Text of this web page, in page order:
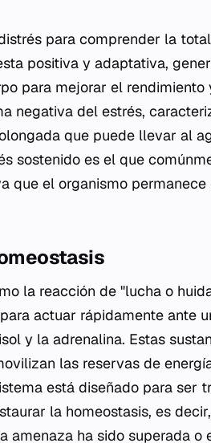
para comprender la
positiva y adaptativa,
para mejorar el rendimiento
negativa del estrés,
que puede llevar al
sostenido es el que
que el organismo
la reacción de "lucha o
actuar rápidamente ante
y la adrenalina. Estas
las reservas de
está diseñado para ser
la homeostasis, es
amenaza ha sido superada o